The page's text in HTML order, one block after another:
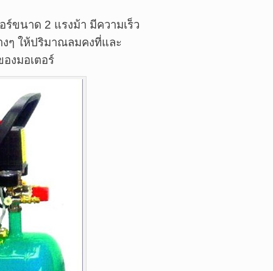
ร์ขนาด 2 แรงม้า มีความเร็ว
งๆ ให้ปริมาณลมคงที่และ
งมอเตอร์